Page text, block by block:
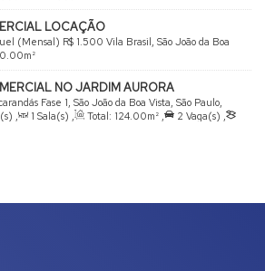
LOCAÇÃO
R$ 1.500
(Mensal)
Vila Brasil, São João da Boa
Brasil
.00m²
NO JARDIM AURORA
Fase 1, São João da Boa Vista, São Paulo,
, 1 Sala(s) , Total: 124.00m² , 2 Vaga(s) ,